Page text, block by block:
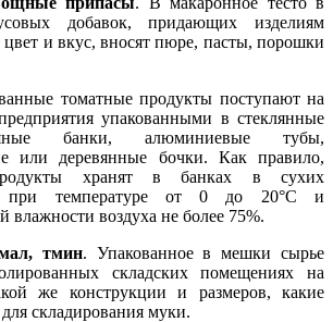
добавок, придающих изделиям
цвет и вкус, вносят пюре, пасты, порошки
томатные продукты поступают на
упакованными в стеклянные
банки, алюминиевые тубы,
или деревянные бочки. Как правило,
хранят в банках в сухих
при температуре от 0 до 20°С и
влажности воздуха не более 75%.
тмин. Упакованное в мешки сырье
складских помещениях на
же конструкции и размеров, какие
складирования муки.